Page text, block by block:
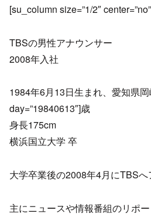
[su_column size=”1/2″
TBSの男性アナウンサー
2008年入社
1984年6月13日生まれ、愛知県
day=”19840613″]歳
身長175cm
横浜国立大学 卒
大学卒業後の2008年4月にTBS
主にニュースや情報番組のリポ